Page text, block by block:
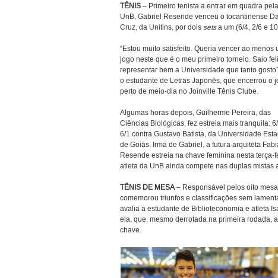
TÊNIS – Primeiro tenista a entrar em quadra pela
UnB, Gabriel Resende venceu o tocantinense
Cruz, da Unitins, por dois setsa um (6/4, 2/6 e
“Estou muito satisfeito. Queria vencer ao menos
jogo neste que é o meu primeiro torneio. Saio
representar bem a Universidade que tanto
o estudante de Letras Japonês, que encerrou o
perto de meio-dia no Joinville Tênis Clube.
Algumas horas depois, Guilherme Pereira, das
Ciências Biológicas, fez estreia mais tranquila:
6/1 contra Gustavo Batista, da Universidade
de Goiás. Irmã de Gabriel, a futura arquiteta
Resende estreia na chave feminina nesta
atleta da UnB ainda compete nas duplas mistas
TÊNIS DE MESA– Responsável pelos oito
comemorou triunfos e classificações sem
avalia a estudante de Biblioteconomia e atleta
ela, que, mesmo derrotada na primeira rodada,
chave.